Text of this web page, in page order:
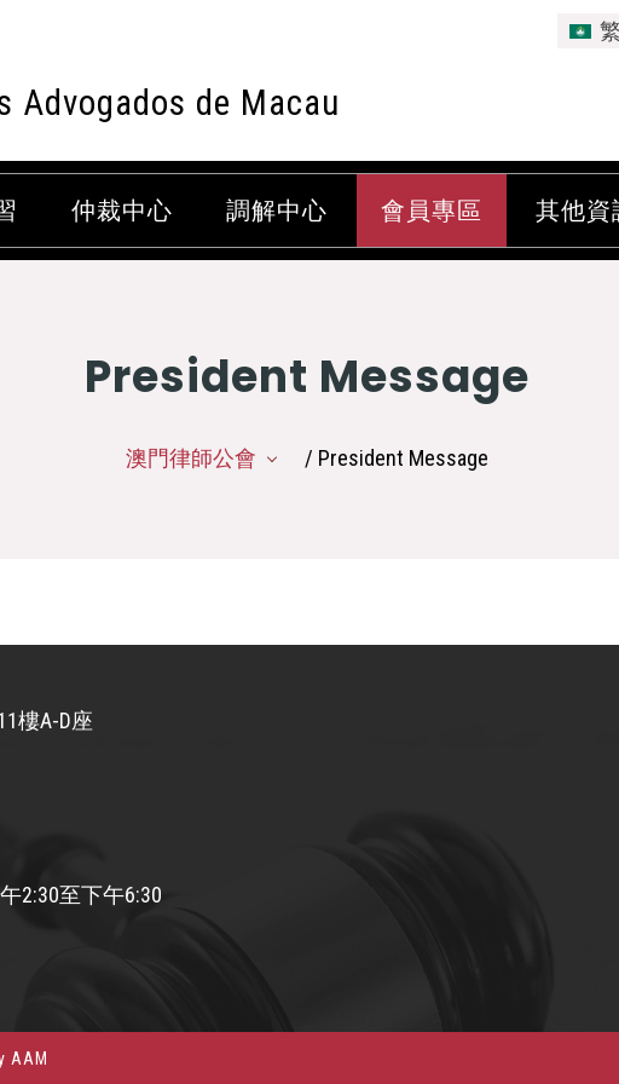
Advogados de Macau
仲裁中心 調解中心 會員專區 其他資
President Message
澳門律師公會 / President Message
樓A-D座
2:30至下午6:30
AAM